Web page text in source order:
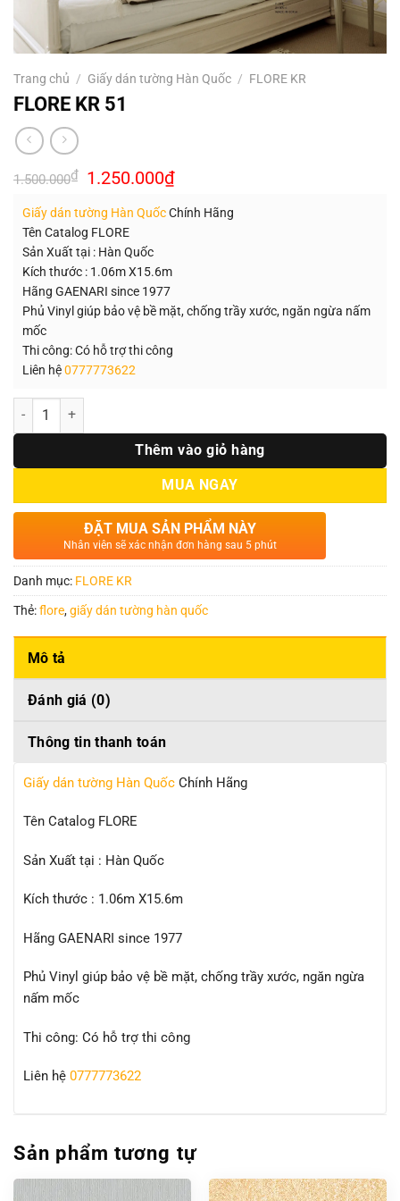
Trang chủ / Giấy dán tường Hàn Quốc / FLORE KR
FLORE KR 51
1.500.000₫ Giá
gốc
1.500.000₫.
1.250.000₫Giá
hiện
là:
Giấy dán tường Hàn QuốcChính Hãng
Tên Catalog FLORE
Sản Xuất tại : Hàn Quốc
Kích thước : 1.06m X15.6m
Hãng GAENARI since 1977
Phủ Vinyl giúp bảo vệ bề mặt, chống trầy xước, ngăn ngừa nấm
mốc
Thi công: Có hỗ trợ thi công
Liên hệ0777773622
Số lượng
Thêm vào giỏ hàng
MUA NGAY
ĐẶT MUA SẢN PHẨM NÀY
Nhân viên sẽ xác nhận đơn hàng sau 5 phút
Danh mục: FLORE KR
Thẻ:flore,giấy dán tường hàn quốc
Mô tả
Đánh giá (0)
Thông tin thanh toán
Giấy dán tường Hàn Quốc Chính Hãng
Tên Catalog FLORE
Sản Xuất tại : Hàn Quốc
Kích thước : 1.06m X15.6m
Hãng GAENARI since 1977
Phủ Vinyl giúp bảo vệ bề mặt, chống trầy xước, ngăn ngừa
nấm mốc
Thi công: Có hỗ trợ thi công
Liên hệ 0777773622
Sản phẩm tương tự